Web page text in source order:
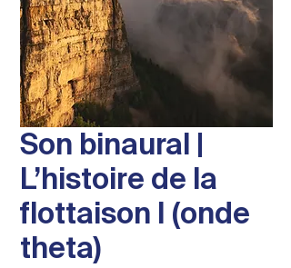
Son binaural |
L’histoire de la
flottaison I (onde
theta)